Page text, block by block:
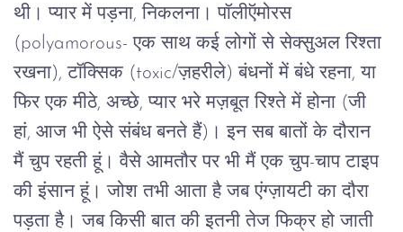
थी। प्यार में पड़ना, निकलना। पॉलीऍमोरस
(polyamorous- एक साथ कई लोगों से सेक्सुअल रिश्ता
रखना), टॉक्सिक (toxic/ज़हरीले) बंधनों में बंधे रहना, या
फिर एक मीठे, अच्छे, प्यार भरे मज़बूत रिश्ते में होना (जी
हां, आज भी ऐसे संबंध बनते हैं) । इन सब बातों के दौरान
मैं चुप रहती हूं। वैसे आमतौर पर भी मैं एक चुप-चाप टाइप
की इंसान हूं। जोश तभी आता है जब एंग्ज़ायटी का दौरा
पड़ता है। जब किसी बात की इतनी तेज फिक्र हो जाती